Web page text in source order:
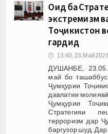
Оид ба
экстремизм
Тоҷикистон
гардид
🕔 13:40, 23.Май
ДУШАНБЕ,
май бо
Ҷумҳурии
давлатии
Ҷумҳурии
Стратегияи
терроризм дар
баргузор шуд.